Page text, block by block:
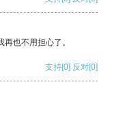
也不用担心了。
支持[0] 反对[0]